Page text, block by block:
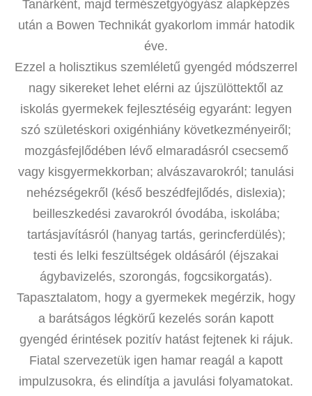
Tanárként, majd természetgyógyász alapképzés
után a Bowen Technikát gyakorlom immár hatodik
éve.
Ezzel a holisztikus szemléletű gyengéd módszerrel
nagy sikereket lehet elérni az újszülöttektől az
iskolás gyermekek fejlesztéséig egyaránt: legyen
szó születéskori oxigénhiány következményeiről;
mozgásfejlődében lévő elmaradásról csecsemő
vagy kisgyermekkorban; alvászavarokról; tanulási
nehézségekről (késő beszédfejlődés, dislexia);
beilleszkedési zavarokról óvodába, iskolába;
tartásjavításról (hanyag tartás, gerincferdülés);
testi és lelki feszültségek oldásáról (éjszakai
ágybavizelés, szorongás, fogcsikorgatás).
Tapasztalatom, hogy a gyermekek megérzik, hogy
a barátságos légkörű kezelés során kapott
gyengéd érintések pozitív hatást fejtenek ki rájuk.
Fiatal szervezetük igen hamar reagál a kapott
impulzusokra, és elindítja a javulási folyamatokat.